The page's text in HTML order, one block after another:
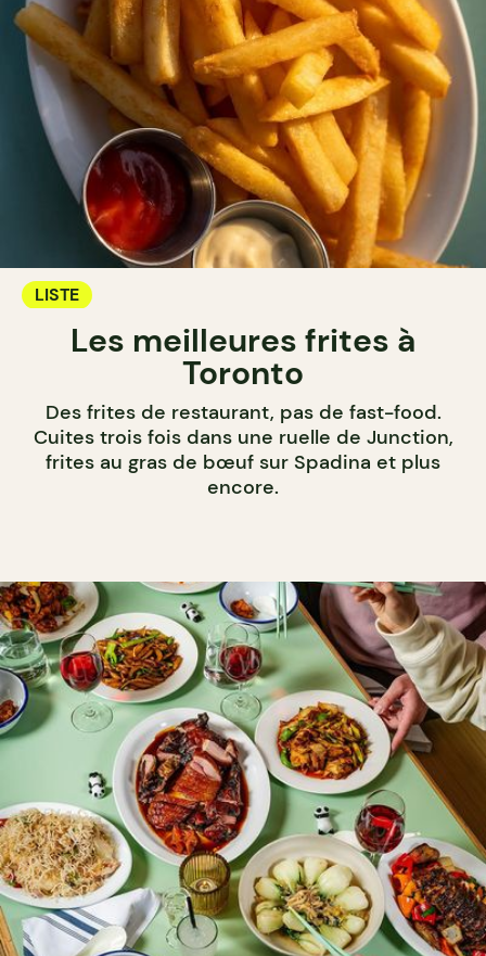
LISTE
Les meilleures frites à
Toronto
Des frites de restaurant, pas de fast-food.
Cuites trois fois dans une ruelle de Junction,
frites au gras de bœuf sur Spadina et plus
encore.